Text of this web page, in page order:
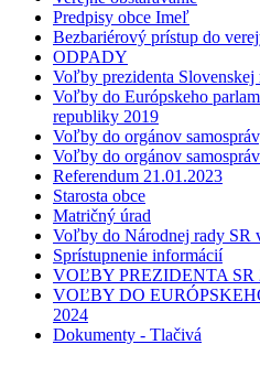
Predpisy obce Imeľ
Bezbariérový prístup do
ODPADY
Voľby prezidenta
Voľby do Európskeho
republiky 2019
Voľby do orgánov
Voľby do orgánov
Referendum 21.01.2023
Starosta obce
Matričný úrad
Voľby do Národnej rady SR
Sprístupnenie informácií
VOĽBY PREZIDENTA SR
VOĽBY DO
2024
Dokumenty - Tlačivá